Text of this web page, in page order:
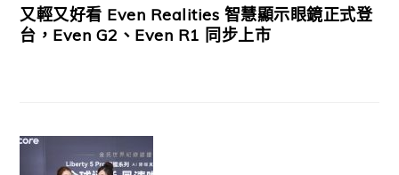
又輕又好看 Even Realities 智慧顯示眼鏡正式登
台，Even G2、Even R1 同步上市